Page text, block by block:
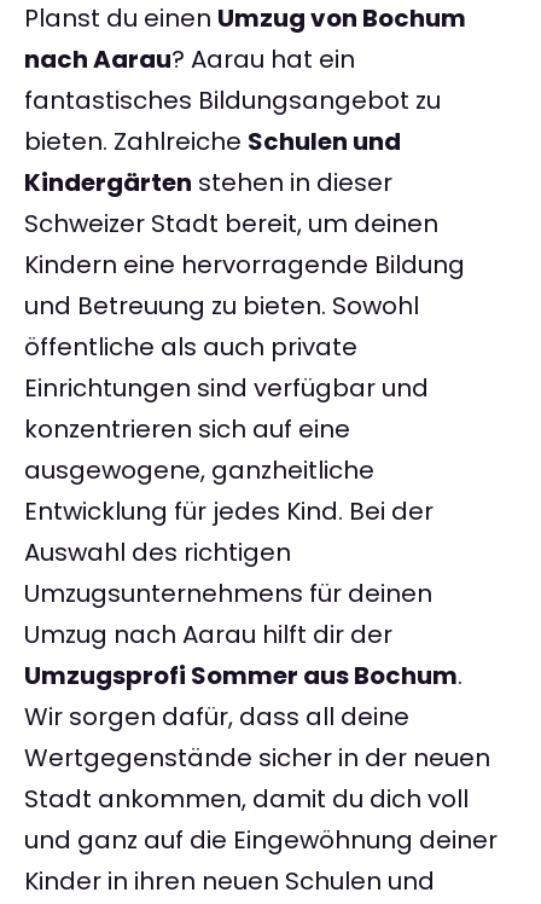
Planst du einen Umzug von Bochum
nach Aarau? Aarau hat ein
fantastisches Bildungsangebot zu
bieten. Zahlreiche Schulen und
Kindergärten stehen in dieser
Schweizer Stadt bereit, um deinen
Kindern eine hervorragende Bildung
und Betreuung zu bieten. Sowohl
öffentliche als auch private
Einrichtungen sind verfügbar und
konzentrieren sich auf eine
ausgewogene, ganzheitliche
Entwicklung für jedes Kind. Bei der
Auswahl des richtigen
Umzugsunternehmens für deinen
Umzug nach Aarau hilft dir der
Umzugsprofi Sommer aus Bochum.
Wir sorgen dafür, dass all deine
Wertgegenstände sicher in der neuen
Stadt ankommen, damit du dich voll
und ganz auf die Eingewöhnung deiner
Kinder in ihren neuen Schulen und